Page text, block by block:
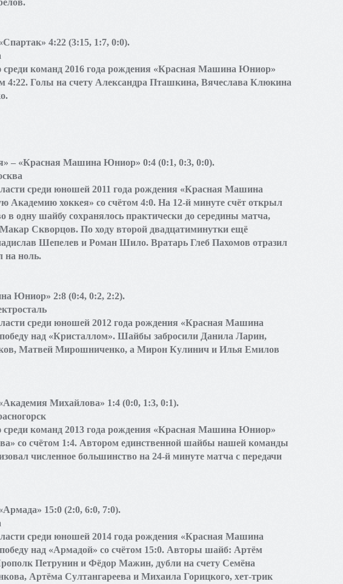
4:22 (3:15, 1:7, 0:0).
команд 2016 года рождения «Красная Машина Юниор»
4:22. Голы на счету Александра Пташкина, Вячеслава Клюкина
– «Красная Машина Юниор» 0:4 (0:1, 0:3, 0:0).
среди юношей 2011 года рождения «Красная Машина
Академию хоккея» со счётом 4:0. На 12-й минуте счёт открыл
одну шайбу сохранялось практически до середины матча,
Макар Скворцов. По ходу второй двадцатиминутки ещё
Шепелев и Роман Шило. Вратарь Глеб Пахомов отразил
на ноль.
Юниор» 2:8 (0:4, 0:2, 2:2).
среди юношей 2012 года рождения «Красная Машина
над «Кристаллом». Шайбы забросили Данила Ларин,
Матвей Мирошниченко, а Мирон Кулинич и Илья Емилов
Михайлова» 1:4 (0:0, 1:3, 0:1).
команд 2013 года рождения «Красная Машина Юниор»
со счётом 1:4. Автором единственной шайбы нашей команды
численное большинство на 24-й минуте матча с передачи
15:0 (2:0, 6:0, 7:0).
среди юношей 2014 года рождения «Красная Машина
над «Армадой» со счётом 15:0. Авторы шайб: Артём
Петрунин и Фёдор Мажин, дубли на счету Семёна
Артёма Султангареева и Михаила Горицкого, хет-трик